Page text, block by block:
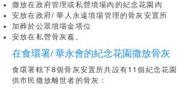
撒放在政府管理或私營墳場內的紀念花園內
安放在政府/ 華人永遠墳場管理的骨灰安置所
加葬於公眾墳場金塔位
安放在私營骨灰龕。
在食環署/ 華永會的紀念花園撒放骨灰
食環署轄下8個骨灰安置所共設有11個紀念花園
供市民撒放離世者的骨灰：